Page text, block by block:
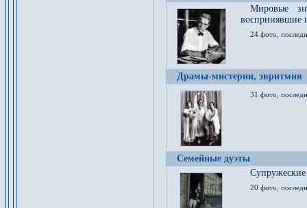
Мировые
воспринявшие
24 фото,
Драмы-мистерии, эвритмия
31 фото,
Семейные дуэты
20 фото,